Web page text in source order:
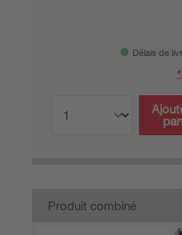
Délais de
Produit combiné